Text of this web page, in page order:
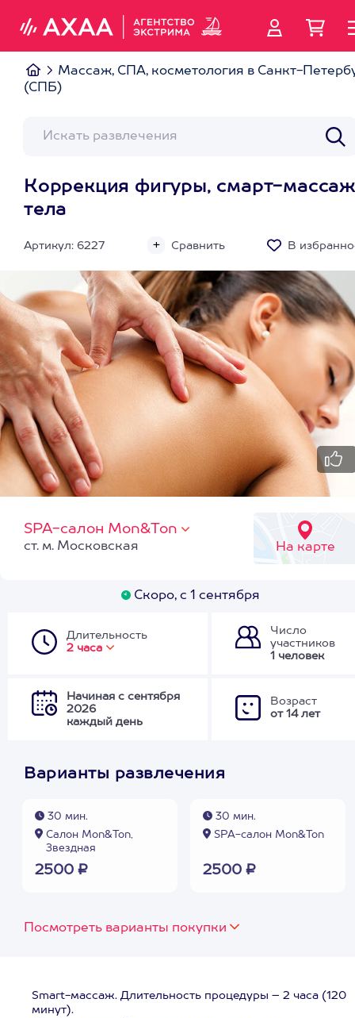
Массаж, СПА, косметология в Санкт-
(СПБ)
Коррекция фигуры, смарт-массаж
тела
Артикул: 6227 Сравнить В
SPA-салон Mon&Ton
На карте
ст. м. Московская
Скоро, с 1 сентября
Длительность
2 часа
Число
участников
1 человек
Начиная с сентября
2026
каждый день
Возраст
от 14 лет
Варианты развлечения
30 мин.
Салон Mon&Ton,
Звездная
2500 ₽
30 мин.
SPA-салон Mon&Ton
2500 ₽
Посмотреть варианты покупки
Smart-массаж. Длительность процедуры – 2 часа (120
минут).